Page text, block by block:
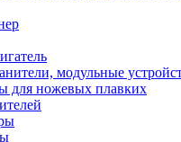
модульные
для ножевых плавких